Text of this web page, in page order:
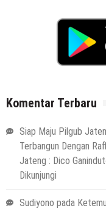
Komentar Terbaru
Siap Maju Pilgub
Terbangun Dengan
Jateng : Dico
Dikunjungi
Sudiyono pada